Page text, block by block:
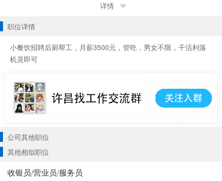
详情
职位详情
小餐饮招聘后厨帮工，月薪3500元，管吃，男女不限，干活利落
机灵即可
公司其他职位
其他相似职位
收银员/营业员/服务员